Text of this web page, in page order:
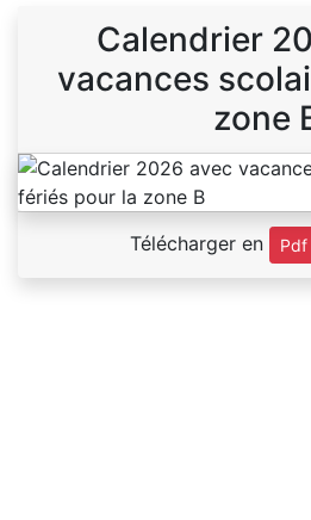
Calendrier
vacances
zone
Télécharger en Pdf